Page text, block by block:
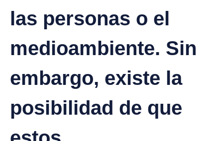
las personas o el
medioambiente. Sin
embargo, existe la
posibilidad de que